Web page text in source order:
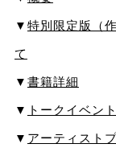
▼ 特別限定版（
て
▼ 書籍詳細
▼ トークイベン
▼ アーティスト